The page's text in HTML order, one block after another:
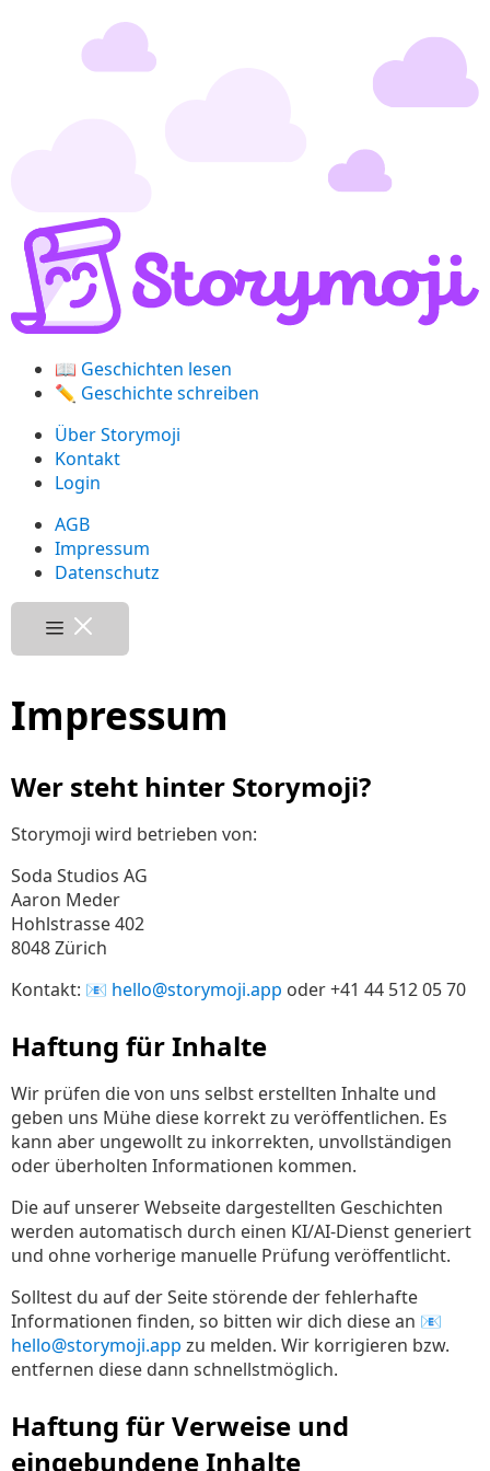
📖 Geschichten lesen
✏️ Geschichte schreiben
Über Storymoji
Kontakt
Login
AGB
Impressum
Datenschutz
Impressum
Wer steht hinter Storymoji?
Storymoji wird betrieben von:
Soda Studios AG
Aaron Meder
Hohlstrasse 402
8048 Zürich
Kontakt:
hello@storymoji.app oder +41 44 512 05 70
Haftung für Inhalte
Wir prüfen die von uns selbst erstellten Inhalte und
geben uns Mühe diese korrekt zu veröffentlichen. Es
kann aber ungewollt zu inkorrekten, unvollständigen
oder überholten Informationen kommen.
Die auf unserer Webseite dargestellten Geschichten
werden automatisch durch einen KI/AI-Dienst generiert
und ohne vorherige manuelle Prüfung veröffentlicht.
Solltest du auf der Seite störende der fehlerhafte
Informationen finden, so bitten wir dich diese an
hello@storymoji.app zu melden. Wir korrigieren bzw.
entfernen diese dann schnellstmöglich.
Haftung für Verweise und
eingebundene Inhalte